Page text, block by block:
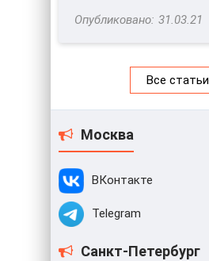
31.03.21
Все статьи
Москва
ВКонтакте
Telegram
Санкт-Петербург